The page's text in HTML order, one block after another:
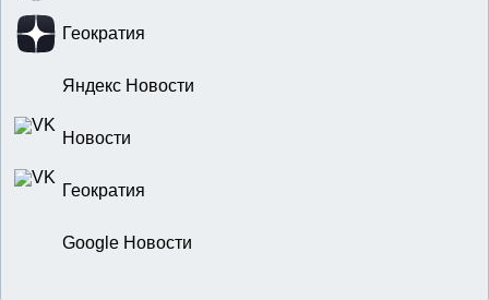
Геократия
Яндекс Новости
Новости
Геократия
Google Новости